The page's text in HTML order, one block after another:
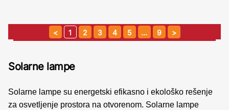
1 2 3 4 5 … 9
Solarne lampe
Solarne lampe su energetski efikasno i ekološko rešenje
za osvetljenje prostora na otvorenom. Solarne lampe